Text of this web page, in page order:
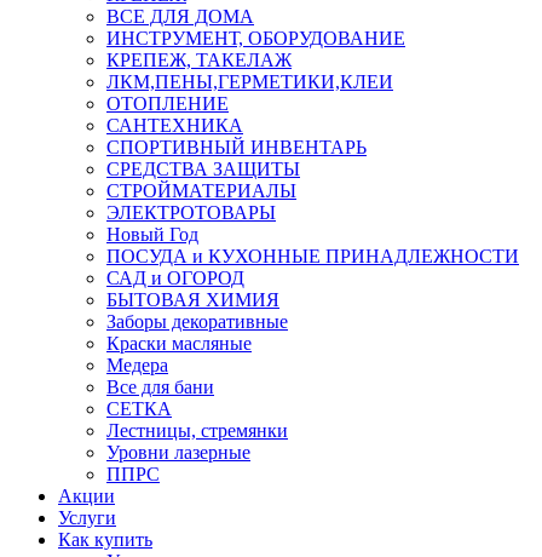
ВСЕ ДЛЯ ДОМА
ИНСТРУМЕНТ, ОБОРУДОВАНИЕ
КРЕПЕЖ, ТАКЕЛАЖ
ЛКМ,ПЕНЫ,ГЕРМЕТИКИ,КЛЕИ
ОТОПЛЕНИЕ
САНТЕХНИКА
СПОРТИВНЫЙ ИНВЕНТАРЬ
СРЕДСТВА ЗАЩИТЫ
СТРОЙМАТЕРИАЛЫ
ЭЛЕКТРОТОВАРЫ
Новый Год
ПОСУДА и КУХОННЫЕ ПРИНАДЛЕЖНОСТИ
САД и ОГОРОД
БЫТОВАЯ ХИМИЯ
Заборы декоративные
Краски масляные
Медера
Все для бани
СЕТКА
Лестницы, стремянки
Уровни лазерные
ППРС
Акции
Услуги
Как купить